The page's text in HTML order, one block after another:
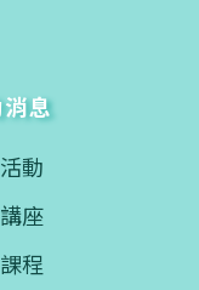
息
動
座
程